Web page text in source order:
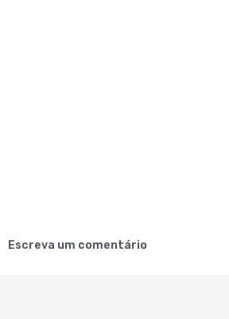
Escreva um comentário